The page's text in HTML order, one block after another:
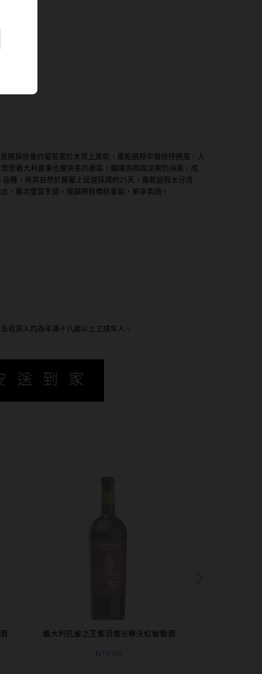
將採收後的葡萄置於木架上風乾，風乾過程中需保持通風，人
是義大利最東也最狹長的產區，豔陽高照與涼爽的海風，成
種，將其自然於藤蔓上延遲採摘約25天，風乾過程水分流
，層次豐富多變，尾韻帶有櫻桃香氣，單寧柔順。
收貨人均為年滿十八歲以上之成年人。
義大利孔雀之王紫羽普米蒂沃紅葡萄酒
NT$750